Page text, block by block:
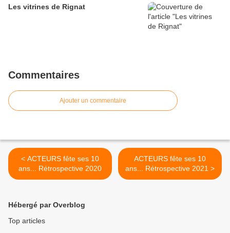
Les vitrines de Rignat
Commentaires
Ajouter un commentaire
< ACTEURS fête ses 10
ans... Rétrospective 2020
ACTEURS fête ses 10
ans... Rétrospective 2021 >
Hébergé par Overblog
Top articles